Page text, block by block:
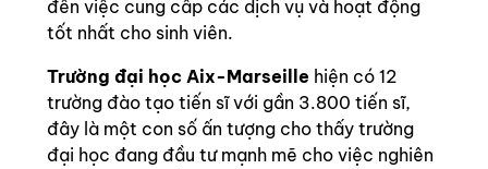
đến việc cung cấp các dịch vụ và hoạt động
tốt nhất cho sinh viên.
Trường đại học Aix-Marseille hiện có 12
trường đào tạo tiến sĩ với gần 3.800 tiến sĩ,
đây là một con số ấn tượng cho thấy trường
đại học đang đầu tư mạnh mẽ cho việc nghiên